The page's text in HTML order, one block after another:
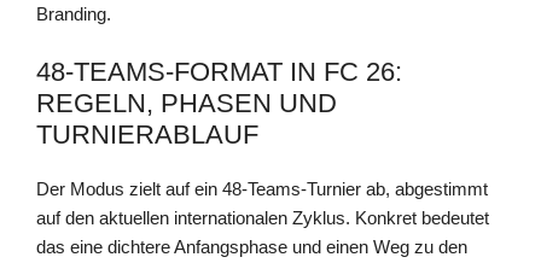
Branding.
48-TEAMS-FORMAT IN FC 26:
REGELN, PHASEN UND
TURNIERABLAUF
Der Modus zielt auf ein 48-Teams-Turnier ab, abgestimmt
auf den aktuellen internationalen Zyklus. Konkret bedeutet
das eine dichtere Anfangsphase und einen Weg zu den